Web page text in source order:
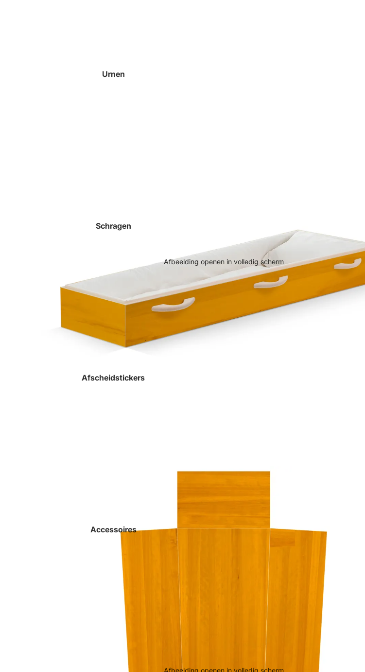
Urnen
Schragen
Afscheidstickers
Accessoires
Afbeelding openen in volledig scherm
Afbeelding openen in volledig scherm